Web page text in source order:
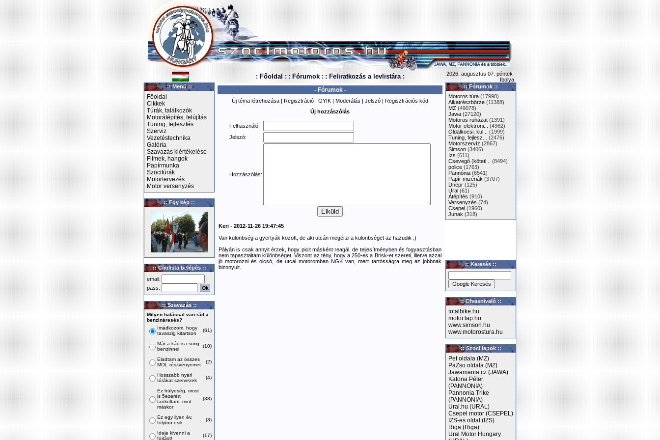
: Főoldal : : Fórumok : : Feliratkozás a levlistára :
2026. augusztus 07. péntek
Ibolya
:: Menü ::
Főoldal
Cikkek
Túrák, találkozók
Motorátépítés, felújítás
Tuning, fejlesztés
Szerviz
Vezetéstechnika
Galéria
Szavazás kiértékelése
Filmek, hangok
Papírmunka
Szocitúrák
Motortervezés
Motor versenyzés
:: Egy kép ::
:: Címlista belépés ::
email:
pass:
:: Szavazás ::
Milyen hatással van rád a
benzináresés?
Imádkozom, hogy
tavaszig kitartson
(61)
Már a kád is csurig
benzinnel
(10)
Eladtam az összes
MOL részvényemet
(2)
Hosszabb nyári
túrákat szervezek
(4)
Ez hülyeség, most
is 5ezerért
tankoltam, mint
máskor
(33)
Ez egy ilyen év,
folyton esik
(3)
Ideje kivenni a
fojtást!
(17)
- Fórumok -
Új téma létrehozása | Regisztráció | GYIK | Moderálás | Jelszó | Regisztrációs kód
Új hozzászólás
Felhasználó:
Jelszó:
Hozzászólás:
Keri - 2012-11-26 19:47:45
Van különbség a gyertyák között, de aki utcán megérzi a különbséget az hazudik :)
Pályán is csak annyit érzek, hogy picit másként reagál, de teljesítményben és fogyasztásban
nem tapasztaltam különbséget. Viszont az tény, hogy a 250-es a Brisk-et szereti, illetve azzal
jó motorozni és olcsó, de utcai motoromban NGK van, mert tartósságra meg az jobbnak
bizonyult.
:: Fórumok ::
Motoros túra (17998)
Alkatrészbörze (11388)
MZ (49078)
Jawa (27120)
Motoros ruházat (1391)
Motor elektroni...
(4962)
Oldalkocsi, kul...
(1999)
Tuning, fejlesz...
(2476)
Motorszervíz (2867)
Simson (3406)
Izs (611)
Csevegő (kötetl...
(8494)
police (1763)
Pannónia (6541)
Papír mizériák (3707)
Dnepr (125)
Ural (61)
Átépítés (910)
Versenyzés (74)
Csepel (1960)
Junak (318)
:: Keresés ::
:: Olvasnivaló ::
totalbike.hu
motor.lap.hu
www.simson.hu
www.motorostura.hu
:: Szoci lapok ::
Pet oldala (MZ)
PaZso oldala (MZ)
Jawamania.cz (JAWA)
Katona Péter
(PANNONIA)
Pannonia Trike
(PANNONIA)
Ural.hu (URAL)
Csepel motor (CSEPEL)
IZS-es oldal (IZS)
Riga (Riga)
Ural Motor Hungary